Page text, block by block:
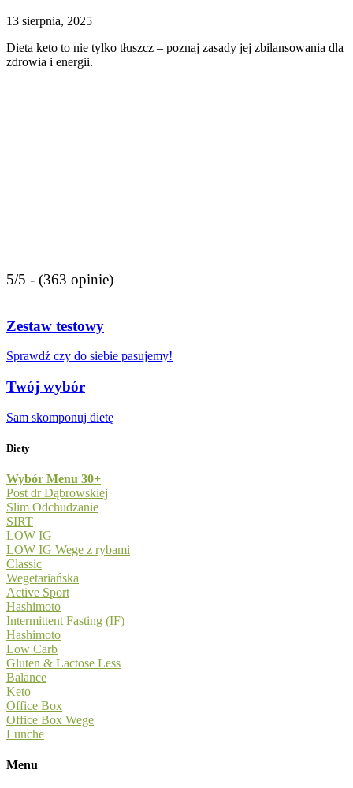
13 sierpnia, 2025
Dieta keto to nie tylko tłuszcz – poznaj zasady jej zbilansowania dla
zdrowia i energii.
5/5 - (363 opinie)
Zestaw testowy
Sprawdź czy do siebie pasujemy!
Twój wybór
Sam skomponuj dietę
Diety
Wybór Menu 30+
Post dr Dąbrowskiej
Slim Odchudzanie
SIRT
LOW IG
LOW IG Wege z rybami
Classic
Wegetariańska
Active Sport
Hashimoto
Intermittent Fasting (IF)
Hashimoto
Low Carb
Gluten & Lactose Less
Balance
Keto
Office Box
Office Box Wege
Lunche
Menu